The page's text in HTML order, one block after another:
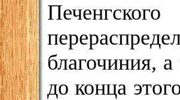
благочиния,
до конца